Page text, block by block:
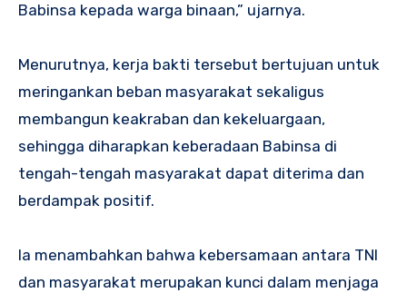
Babinsa kepada warga binaan,” ujarnya.
Menurutnya, kerja bakti tersebut bertujuan untuk
meringankan beban masyarakat sekaligus
membangun keakraban dan kekeluargaan,
sehingga diharapkan keberadaan Babinsa di
tengah-tengah masyarakat dapat diterima dan
berdampak positif.
Ia menambahkan bahwa kebersamaan antara TNI
dan masyarakat merupakan kunci dalam menjaga